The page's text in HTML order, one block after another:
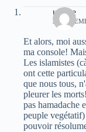
urfane
20
Et alors, moi
ma console!
Les islamistes
ont cette
que nous tous,
pleurer les
pas hamadache
peuple
pouvoir